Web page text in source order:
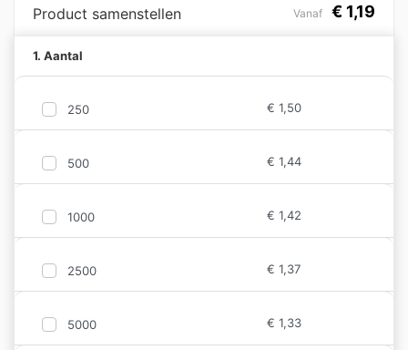
Product samenstellen Vanaf € 1,19
1. Aantal
250 € 1,50
500 € 1,44
1000 € 1,42
2500 € 1,37
5000 € 1,33